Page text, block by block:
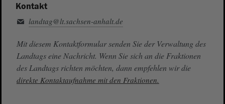
Kontakt
landtag@lt.sachsen-anhalt.de
Mit diesem Kontaktformular senden Sie der Verwaltung des
Landtags eine Nachricht. Wenn Sie sich an die Fraktionen
des Landtags richten möchten, dann empfehlen wir die
direkte Kontaktaufnahme mit den Fraktionen.